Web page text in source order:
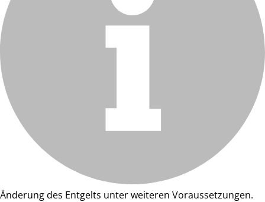
Änderung des Entgelts unter weiteren Voraussetzungen.